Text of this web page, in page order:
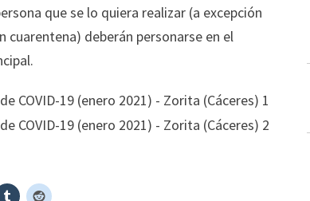
que se lo quiera realizar (a excepción
cuarentena) deberán personarse en el